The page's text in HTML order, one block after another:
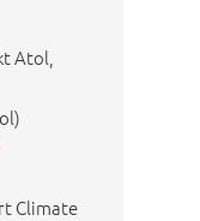
Atol,
Climate